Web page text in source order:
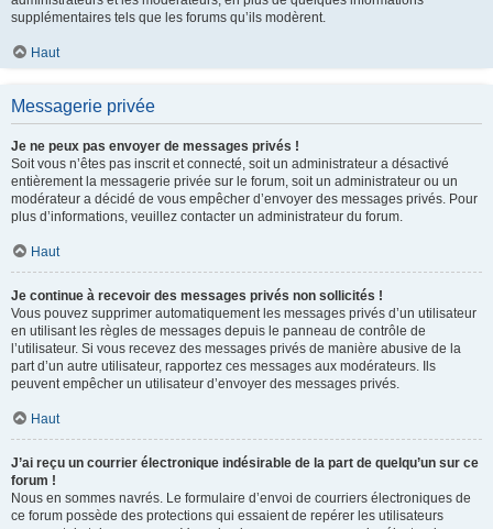
supplémentaires tels que les forums qu’ils modèrent.
Haut
Messagerie privée
Je ne peux pas envoyer de messages privés !
Soit vous n’êtes pas inscrit et connecté, soit un administrateur a désactivé
entièrement la messagerie privée sur le forum, soit un administrateur ou un
modérateur a décidé de vous empêcher d’envoyer des messages privés. Pour
plus d’informations, veuillez contacter un administrateur du forum.
Haut
Je continue à recevoir des messages privés non sollicités !
Vous pouvez supprimer automatiquement les messages privés d’un utilisateur
en utilisant les règles de messages depuis le panneau de contrôle de
l’utilisateur. Si vous recevez des messages privés de manière abusive de la
part d’un autre utilisateur, rapportez ces messages aux modérateurs. Ils
peuvent empêcher un utilisateur d’envoyer des messages privés.
Haut
J’ai reçu un courrier électronique indésirable de la part de quelqu’un sur ce
forum !
Nous en sommes navrés. Le formulaire d’envoi de courriers électroniques de
ce forum possède des protections qui essaient de repérer les utilisateurs